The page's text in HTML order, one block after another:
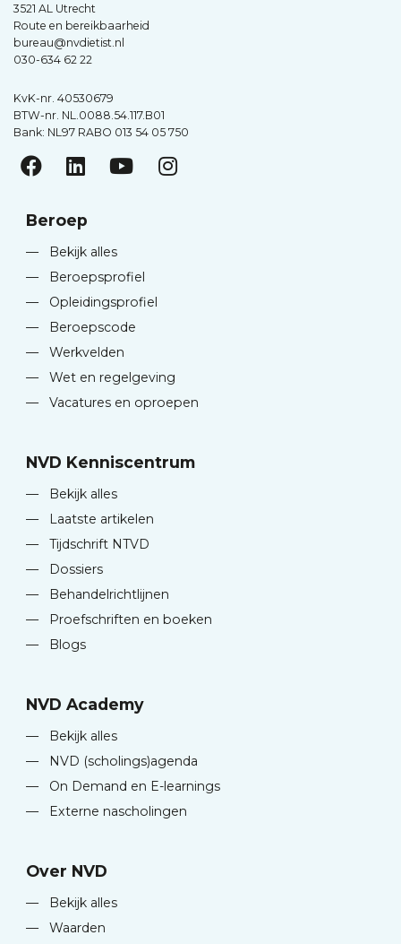
3521 AL Utrecht
Route en bereikbaarheid
bureau@nvdietist.nl
030-634 62 22
KvK-nr. 40530679
BTW-nr. NL.0088.54.117.B01
Bank: NL97 RABO 013 54 05 750
Beroep
—
Bekijk alles
—
Beroepsprofiel
—
Opleidingsprofiel
—
Beroepscode
—
Werkvelden
—
Wet en regelgeving
—
Vacatures en oproepen
NVD Kenniscentrum
—
Bekijk alles
—
Laatste artikelen
—
Tijdschrift NTVD
—
Dossiers
—
Behandelrichtlijnen
—
Proefschriften en boeken
—
Blogs
NVD Academy
—
Bekijk alles
—
NVD (scholings)agenda
—
On Demand en E-learnings
—
Externe nascholingen
Over NVD
—
Bekijk alles
—
Waarden